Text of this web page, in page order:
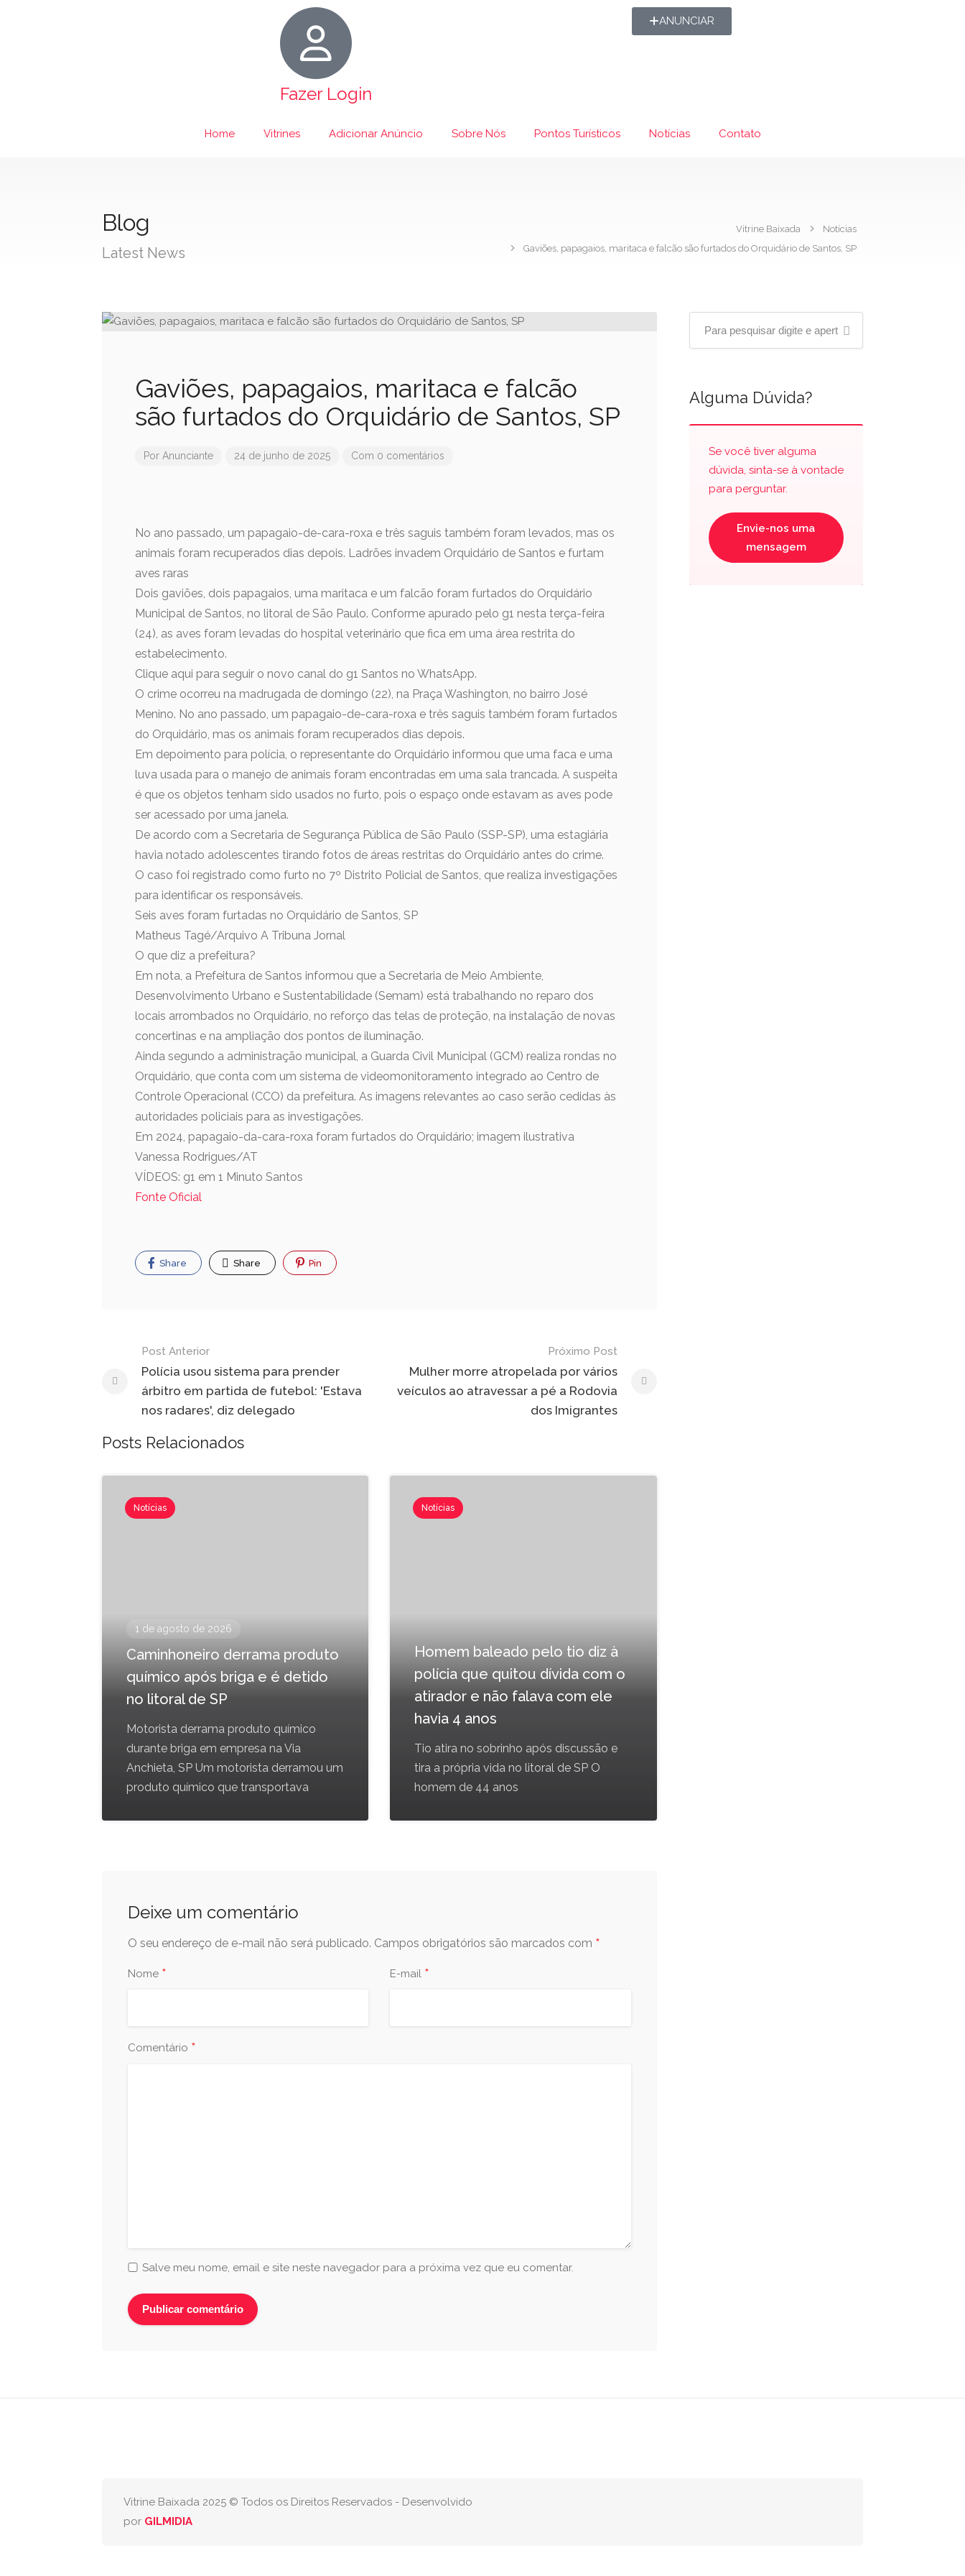
Fazer Login
ANUNCIAR
Home Vitrines Adicionar Anúncio Sobre Nós Pontos Turísticos Notícias Contato
Blog
Latest News
Vitrine Baixada
Notícias
Gaviões, papagaios, maritaca e falcão são furtados do Orquidário de Santos, SP
Gaviões, papagaios, maritaca e falcão
são furtados do Orquidário de Santos, SP
Por Anunciante 24 de junho de 2025 Com 0 comentários
No ano passado, um papagaio-de-cara-roxa e três saguis também foram levados, mas os
animais foram recuperados dias depois. Ladrões invadem Orquidário de Santos e furtam
aves raras
Dois gaviões, dois papagaios, uma maritaca e um falcão foram furtados do Orquidário
Municipal de Santos, no litoral de São Paulo. Conforme apurado pelo g1 nesta terça-feira
(24), as aves foram levadas do hospital veterinário que fica em uma área restrita do
estabelecimento.
Clique aqui para seguir o novo canal do g1 Santos no WhatsApp.
O crime ocorreu na madrugada de domingo (22), na Praça Washington, no bairro José
Menino. No ano passado, um papagaio-de-cara-roxa e três saguis também foram furtados
do Orquidário, mas os animais foram recuperados dias depois.
Em depoimento para polícia, o representante do Orquidário informou que uma faca e uma
luva usada para o manejo de animais foram encontradas em uma sala trancada. A suspeita
é que os objetos tenham sido usados no furto, pois o espaço onde estavam as aves pode
ser acessado por uma janela.
De acordo com a Secretaria de Segurança Pública de São Paulo (SSP-SP), uma estagiária
havia notado adolescentes tirando fotos de áreas restritas do Orquidário antes do crime.
O caso foi registrado como furto no 7º Distrito Policial de Santos, que realiza investigações
para identificar os responsáveis.
Seis aves foram furtadas no Orquidário de Santos, SP
Matheus Tagé/Arquivo A Tribuna Jornal
O que diz a prefeitura?
Em nota, a Prefeitura de Santos informou que a Secretaria de Meio Ambiente,
Desenvolvimento Urbano e Sustentabilidade (Semam) está trabalhando no reparo dos
locais arrombados no Orquidário, no reforço das telas de proteção, na instalação de novas
concertinas e na ampliação dos pontos de iluminação.
Ainda segundo a administração municipal, a Guarda Civil Municipal (GCM) realiza rondas no
Orquidário, que conta com um sistema de videomonitoramento integrado ao Centro de
Controle Operacional (CCO) da prefeitura. As imagens relevantes ao caso serão cedidas às
autoridades policiais para as investigações.
Em 2024, papagaio-da-cara-roxa foram furtados do Orquidário; imagem ilustrativa
Vanessa Rodrigues/AT
VÍDEOS: g1 em 1 Minuto Santos
Fonte Oficial
Share Share Pin
Post Anterior
Polícia usou sistema para prender
árbitro em partida de futebol: 'Estava
nos radares', diz delegado
Próximo Post
Mulher morre atropelada por vários
veículos ao atravessar a pé a Rodovia
dos Imigrantes
Posts Relacionados
Notícias
1 de agosto de 2026
Caminhoneiro derrama produto
químico após briga e é detido
no litoral de SP
Motorista derrama produto químico
durante briga em empresa na Via
Anchieta, SP Um motorista derramou um
produto químico que transportava
Notícias
Homem baleado pelo tio diz à
polícia que quitou dívida com o
atirador e não falava com ele
havia 4 anos
Tio atira no sobrinho após discussão e
tira a própria vida no litoral de SP O
homem de 44 anos
Deixe um comentário
O seu endereço de e-mail não será publicado. Campos obrigatórios são marcados com *
Nome * E-mail *
Comentário *
Salve meu nome, email e site neste navegador para a próxima vez que eu comentar.
Alguma Dúvida?
Se você tiver alguma
dúvida, sinta-se à vontade
para perguntar.
Envie-nos uma
mensagem
Vitrine Baixada 2025 © Todos os Direitos Reservados - Desenvolvido
por GILMIDIA